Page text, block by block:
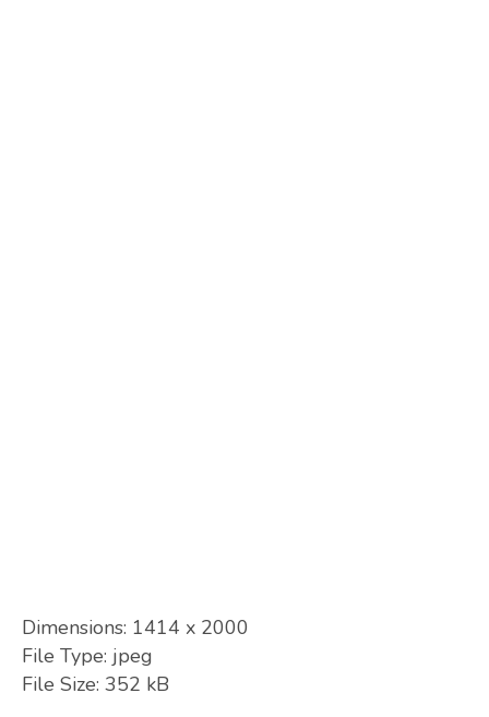
Dimensions: 1414 x 2000
File Type: jpeg
File Size: 352 kB